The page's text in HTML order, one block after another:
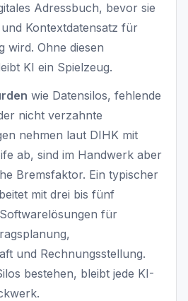
Adressbuch, bevor sie
Kontextdatensatz für
wird. Ohne diesen
KI ein Spielzeug.
wie Datensilos, fehlende
nicht verzahnte
nehmen laut DIHK mit
ab, sind im Handwerk aber
Bremsfaktor. Ein typischer
mit drei bis fünf
für
und Rechnungsstellung.
bestehen, bleibt jede KI-